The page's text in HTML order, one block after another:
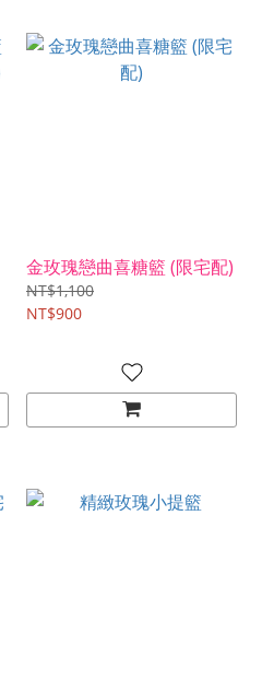
金玫瑰戀曲喜糖籃 (限宅配)
NT$1,100
NT$900